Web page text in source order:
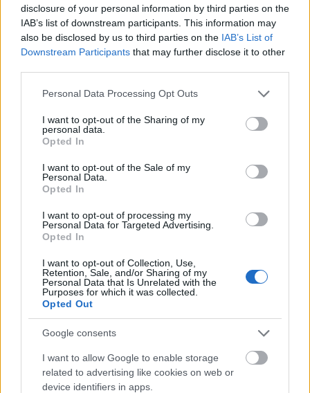
disclosure of your personal information by third parties on the
IAB’s list of downstream participants. This information may
also be disclosed by us to third parties on the IAB’s List of
Downstream Participants that may further disclose it to other
Please note that this website/app uses one or more Google
not limited to your visit or usage behaviour. You may click to
grant or deny consent to Google and its third-party tags to
use your data for below specified purposes in below Google
consent section.
Personal Data Processing Opt Outs
I want to opt-out of the Sharing of my
personal data.
Opted In
I want to opt-out of the Sale of my
Personal Data.
Opted In
I want to opt-out of processing my
Personal Data for Targeted Advertising.
Opted In
I want to opt-out of Collection, Use,
Retention, Sale, and/or Sharing of my
Personal Data that Is Unrelated with the
Purposes for which it was collected.
Opted Out
Google consents
I want to allow Google to enable storage
related to advertising like cookies on web or
device identifiers in apps.
HÍREK 2025. ÁPR. 15.
Donald Trump gyorsított engedélyezési
eljárásról biztosított minden, az Egyesült
Államokban beruházást tervező vállalatot -
az amerikai elnök ezt arra reagálva közölte
kedden, hogy az NVIDIA chipgyártó 500
milliárd dollár új beruházás tervét
jelentette be.
DonaldTrumpTruth Social közösségi oldalon
tett bejegyzése szerint a kaliforniai központú
chipgyártó